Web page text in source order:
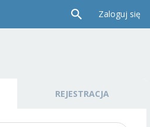
Zaloguj się
REJESTRACJA